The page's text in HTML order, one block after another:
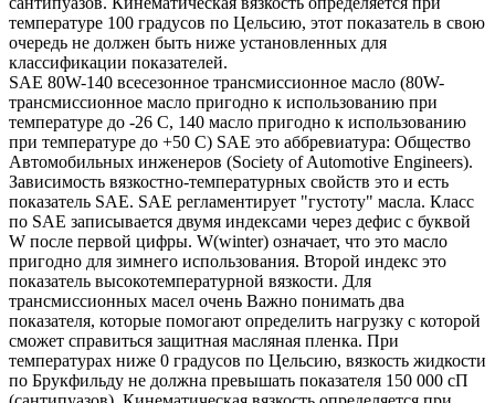
температуре 100 градусов по Цельсию, этот показатель в свою
очередь не должен быть ниже установленных для
классификации показателей.
SAE 80W-140 всесезонное трансмиссионное масло (80W-
трансмиссионное масло пригодно к использованию при
температуре до -26 С, 140 масло пригодно к использованию
при температуре до +50 С) SAE это аббревиатура: Общество
Автомобильных инженеров (Society of Automotive Engineers).
Зависимость вязкостно-температурных свойств это и есть
показатель SAE. SAE регламентирует "густоту" масла. Класс
по SAE записывается двумя индексами через дефис с буквой
W после первой цифры. W(winter) означает, что это масло
пригодно для зимнего использования. Второй индекс это
показатель высокотемпературной вязкости. Для
трансмиссионных масел очень Важно понимать два
показателя, которые помогают определить нагрузку с которой
сможет справиться защитная масляная пленка. При
температурах ниже 0 градусов по Цельсию, вязкость жидкости
по Брукфильду не должна превышать показателя 150 000 сП